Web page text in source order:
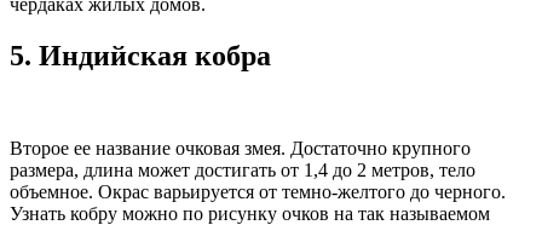
5. Индийская кобра
Второе ее название очковая змея. Достаточно крупного
размера, длина может достигать от 1,4 до 2 метров, тело
объемное. Окрас варьируется от темно-желтого до черного.
Узнать кобру можно по рисунку очков на так называемом